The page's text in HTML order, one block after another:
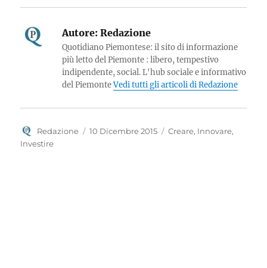
Autore: Redazione
Quotidiano Piemontese: il sito di informazione
più letto del Piemonte : libero, tempestivo
indipendente, social. L'hub sociale e informativo
del PiemonteVedi tutti gli articoli di Redazione
Autore
Redazione
Pubblicato
10 Dicembre 2015 Categorie
Creare, Innovare,
Investire